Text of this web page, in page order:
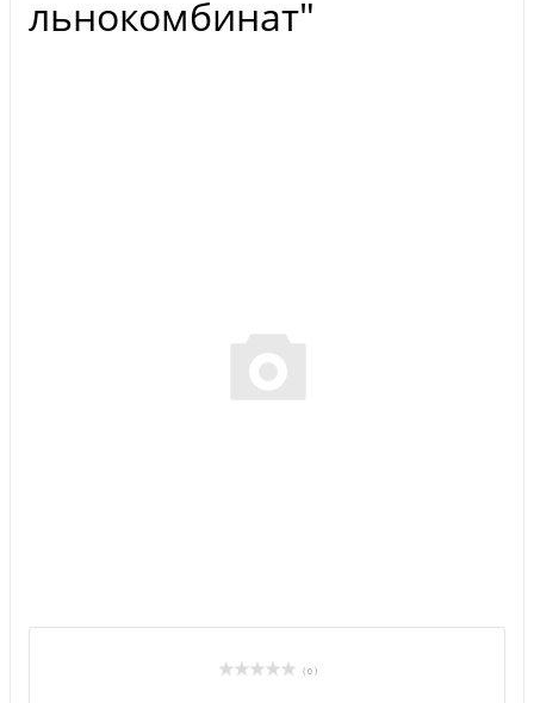
льнокомбинат"
( 0 )